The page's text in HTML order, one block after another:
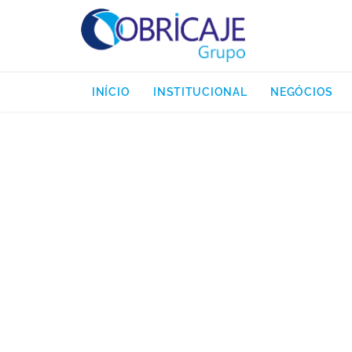
INÍCIO INSTITUCIONAL NEGÓCIOS